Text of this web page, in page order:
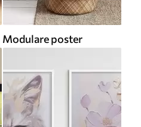
Modulare poster